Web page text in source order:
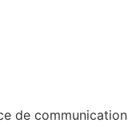
de communication